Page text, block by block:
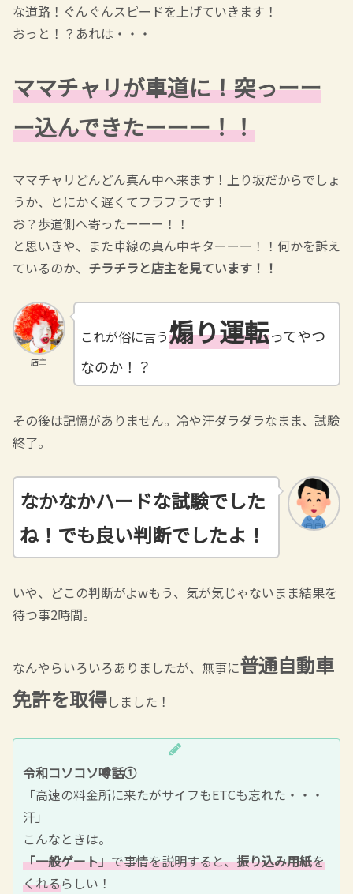
な道路！ぐんぐんスピードを上げていきます！
おっと！？あれは・・・
ママチャリが車道に！突っーー
ー込んできたーーー！！
ママチャリどんどん真ん中へ来ます！上り坂だからでしょ
うか、とにかく遅くてフラフラです！
お？歩道側へ寄ったーーー！！
と思いきや、また車線の真ん中キターーー！！何かを訴え
ているのか、 チラチラと店主を見ています！！
店主
これが俗に言う煽り運転ってやつ
なのか！？
その後は記憶がありません。冷や汗ダラダラなまま、試験
終了。
なかなかハードな試験でした
ね！でも良い判断でしたよ！
いや、どこの判断がよwもう、気が気じゃないまま結果を
待つ事2時間。
なんやらいろいろありましたが、無事に普通自動車
免許を取得しました！
令和コソコソ噂話①
「高速の料金所に来たがサイフもETCも忘れた・・・
汗」
こんなときは。
「一般ゲート」で事情を説明すると、振り込み用紙を
くれるらしい！